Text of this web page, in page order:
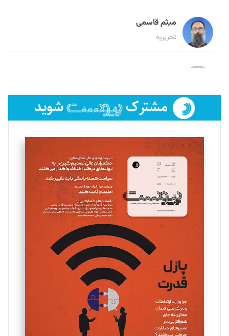
میثم قاسمی
تحریریه
لیلا حنارود
فائزه فتحی رستمی
تحریریه
سروش کرمیان
تحریریه
مینا پاکدل
یسنا امان‌پور
تحریریه
ملینا جعفری
تحریریه